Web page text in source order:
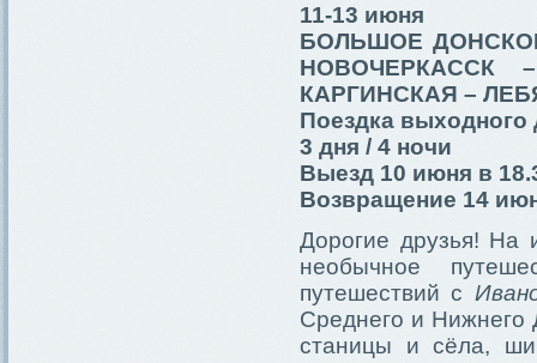
11-13 июня
БОЛЬШОЕ
НОВОЧЕРКАССК
КАРГИНСКАЯ –
Поездка выходного
3 дня / 4 ночи
Выезд 10 июня в
Возвращение 14
Дорогие друзья! На
необычное
путешествий с
Среднего и Нижнего
станицы и сёла,